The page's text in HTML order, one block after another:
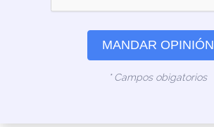
MANDAR OPINIÓN
* Campos obigatorios